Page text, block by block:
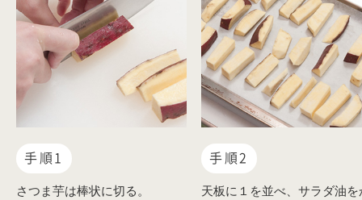
手順1
さつま芋は棒状に切る。
手順2
天板に１を並べ、サラダ油を